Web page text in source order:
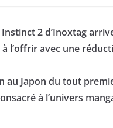
Instinct 2 d’Inoxtag
l’offrir avec une
au Japon du tout
à l’univers